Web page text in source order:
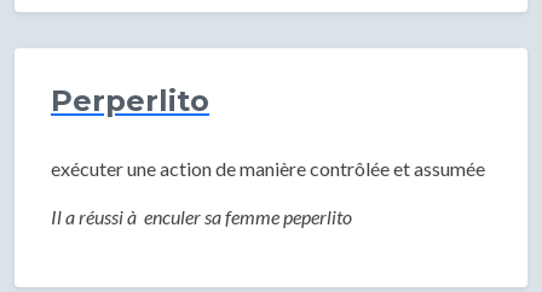
Perperlito
exécuter une action de manière contrôlée et assumée
Il a réussi à enculer sa femme peperlito